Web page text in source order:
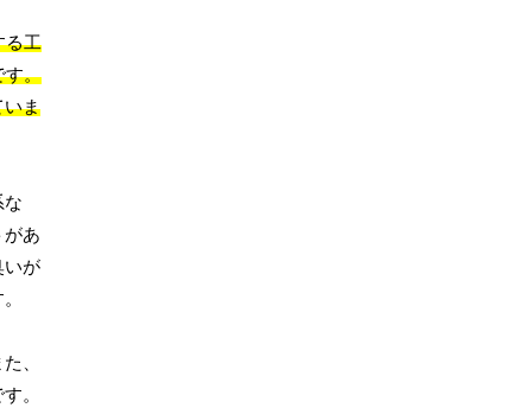
る工
す。
いま
な
があ
いが
、
。